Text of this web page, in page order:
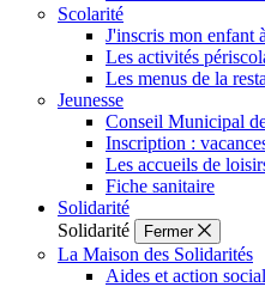
Scolarité
J'inscris mon enfant
Les activités
Les menus de la
Jeunesse
Conseil Municipal
Inscription :
Les accueils de
Fiche sanitaire
Solidarité
Solidarité
Fermer
La Maison des Solidarités
Aides et action